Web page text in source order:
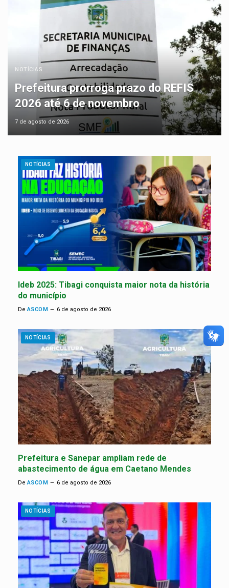
NOTÍCIAS
Prefeitura prorroga prazo do REFIS
2026 até 6 de novembro
7 de agosto de 2026
NOTÍCIAS
Ideb 2025: Tibagi conquista maior nota da história
do município
De ASCOM 6 de agosto de 2026
NOTÍCIAS
Prefeitura e Sanepar ampliam rede de
abastecimento de água em Caetano Mendes
De ASCOM 6 de agosto de 2026
NOTÍCIAS